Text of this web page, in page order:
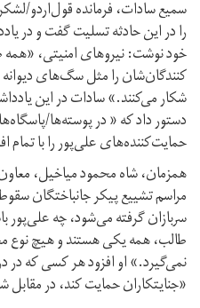
را در این حادثه تسلیت گفت و در
خود نوشت: نیروهای امنیتی،
کنندگان‌شان را مثل سگ‌های
شکار می‌کنند.» سادات در این
دستور داد که « در پوسته‌ها/
حمایت‌کننده‌های علی‌پور را با تمام
همزمان، شاه محمود میاخیل،
مراسم تشییع پیکر جانباختگان
سربازان گرفته می‌شود، چه علی‌پور
طالب، همه یکی هستند و هیچ نوع
نمی‌گیرد.» او افزود هر کسی که در
«جنایتکاران حمایت کند، در